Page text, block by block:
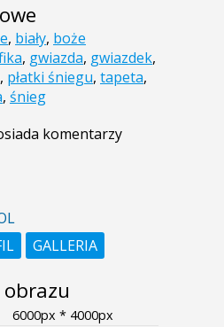
, biały, boże
, gwiazda, gwiazdek,
, płatki śniegu, tapeta,
, śnieg
komentarzy
GALLERIA
obrazu
6000px * 4000px